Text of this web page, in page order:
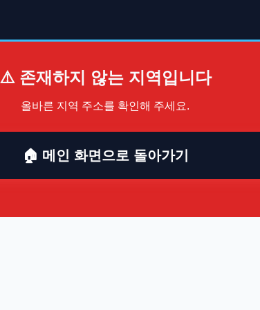
⚠️ 존재하지 않는 지역입니다
올바른 지역 주소를 확인해 주세요.
🏠 메인 화면으로 돌아가기